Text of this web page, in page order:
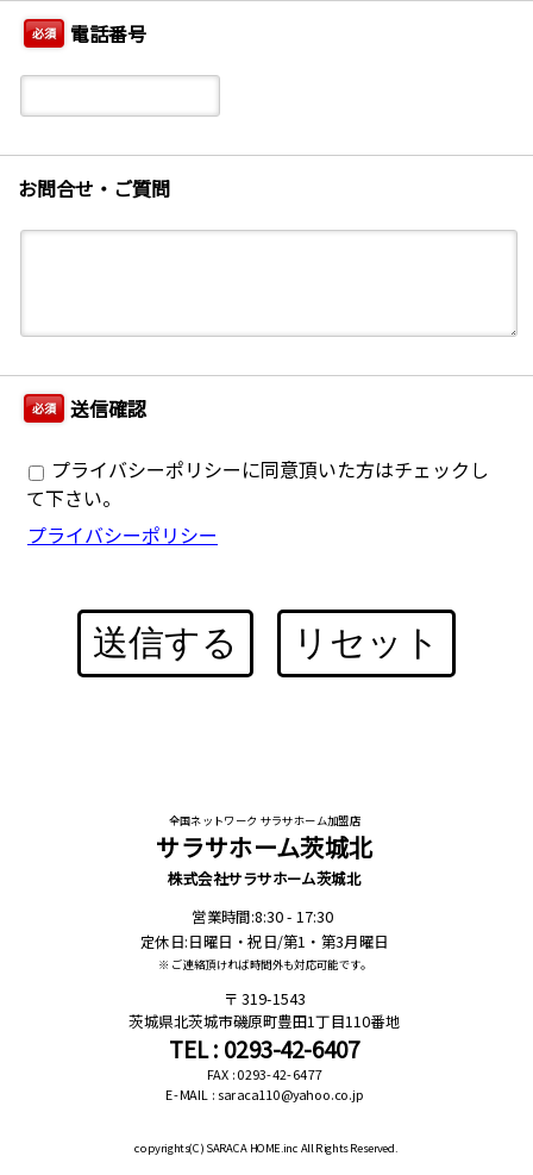
必須 電話番号
お問合せ・ご質問
必須 送信確認
プライバシーポリシーに同意頂いた方はチェックし
て下さい。
プライバシーポリシー
送信する リセット
全国ネットワーク サラサホーム加盟店
サラサホーム茨城北
株式会社サラサホーム茨城北
営業時間:8:30 - 17:30
定休日:日曜日・祝日/第1・第3月曜日
※ ご連絡頂ければ時間外も対応可能です。
319-1543
茨城県北茨城市磯原町豊田1丁目110番地
TEL : 0293-42-6407
FAX : 0293-42-6477
E-MAIL : saraca110@yahoo.co.jp
copyrights(C)SARACA HOME.inc All Rights Reserved.